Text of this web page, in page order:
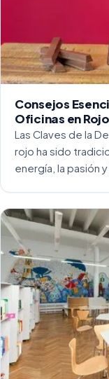
Consejos
Oficinas en
Las Claves de la
rojo ha sido
energía, la pasión